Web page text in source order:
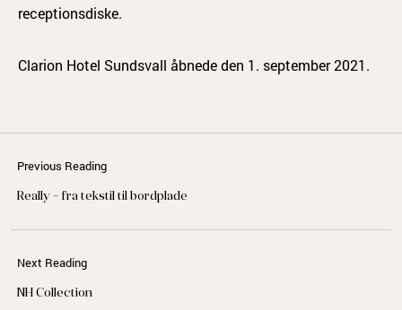
receptionsdiske.
Clarion Hotel Sundsvall åbnede den 1. september 2021.
Previous Reading
Really – fra tekstil til bordplade
Next Reading
NH Collection